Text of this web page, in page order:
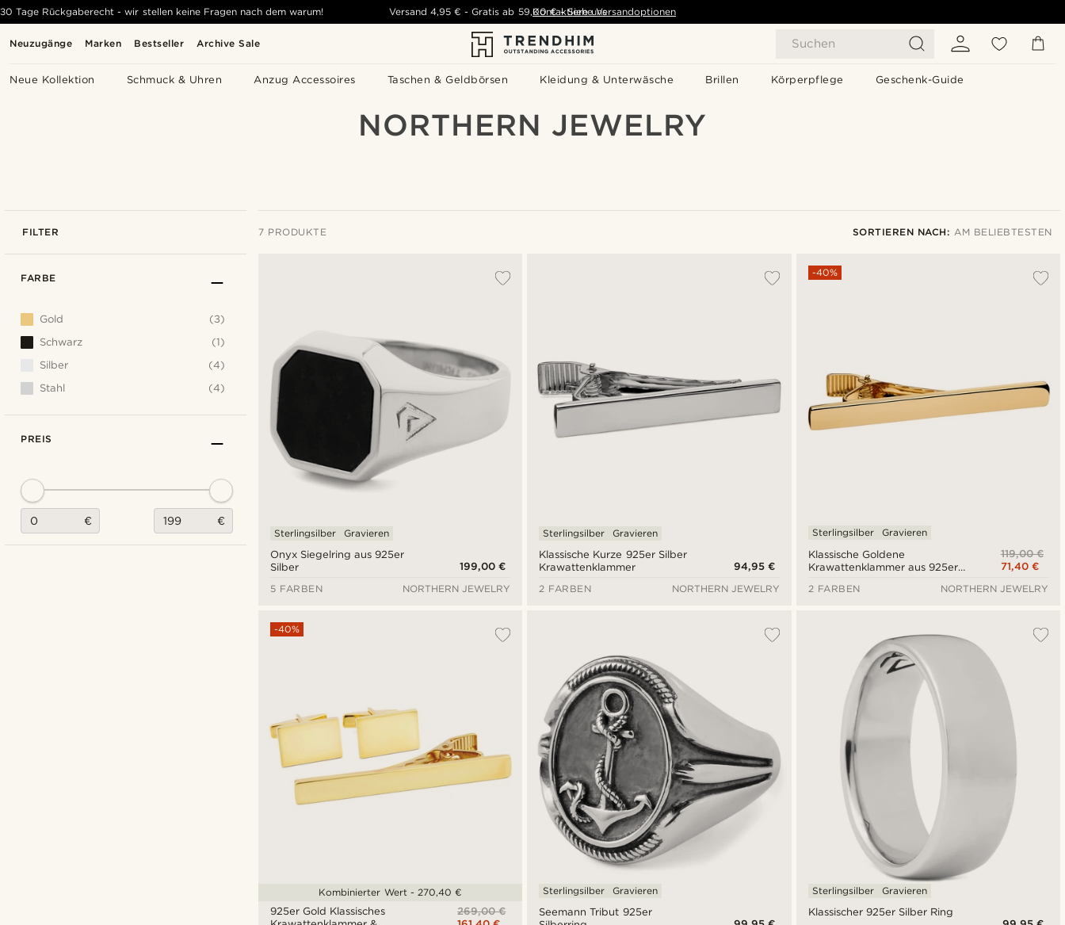
Neuzugänge Marken Bestseller Archive Sale Suchen
Neue Kollektion Schmuck & Uhren Anzug Accessoires Taschen & Geldbörsen Kleidung & Unterwäsche Brillen Körperpflege Geschenk-Guide
30 Tage Rückgaberecht - wir stellen keine Fragen nach dem warum! Versand 4,95 € -Gratis ab 59,00 € - Siehe Versandoptionen
Kontaktiere uns
NORTHERN JEWELRY
FILTER 7 PRODUKTE SORTIEREN NACH: AM BELIEBTESTEN
Onyx Siegelring aus 925er
Silber
Sterlingsilber Gravieren
199,00 €
5 FARBEN
NORTHERN JEWELRY
Klassische Kurze 925er Silber
Krawattenklammer
Sterlingsilber Gravieren
94,95 €
2 FARBEN
NORTHERN JEWELRY
Klassische Goldene
Krawattenklammer aus 925er
-40%
Sterlingsilber
Gravieren
119,00 €
71,40 €
2 FARBEN
NORTHERN JEWELRY
925er Gold Klassisches
-40%
269,00 €
Kombinierter Wert - 270,40 €
Seemann Tribut 925er
Sterlingsilber Gravieren
Klassischer 925er Silber Ring
Sterlingsilber Gravieren
FARBE
Gold
(3)
Schwarz
(1)
Silber
(4)
Stahl
(4)
PREIS
€ €